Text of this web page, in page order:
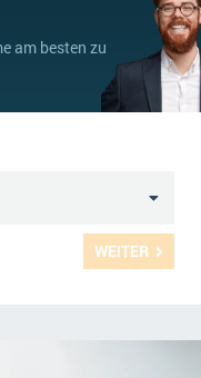
am besten zu
WEITER